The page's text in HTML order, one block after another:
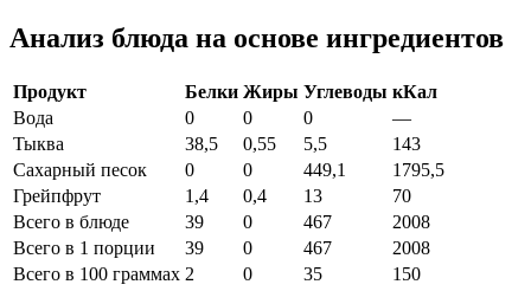
Анализ блюда на основе ингредиентов
Продукт Белки Жиры Углеводы кКал
Вода
0 0 0
—
Тыква
38,5 0,55 5,5
143
Сахарный песок
0 0 449,1
1795,5
Грейпфрут
1,4 0,4 13
70
Всего в блюде
39 0 467
2008
Всего в 1 порции
39 0 467
2008
Всего в 100 граммах 2 0 35 150